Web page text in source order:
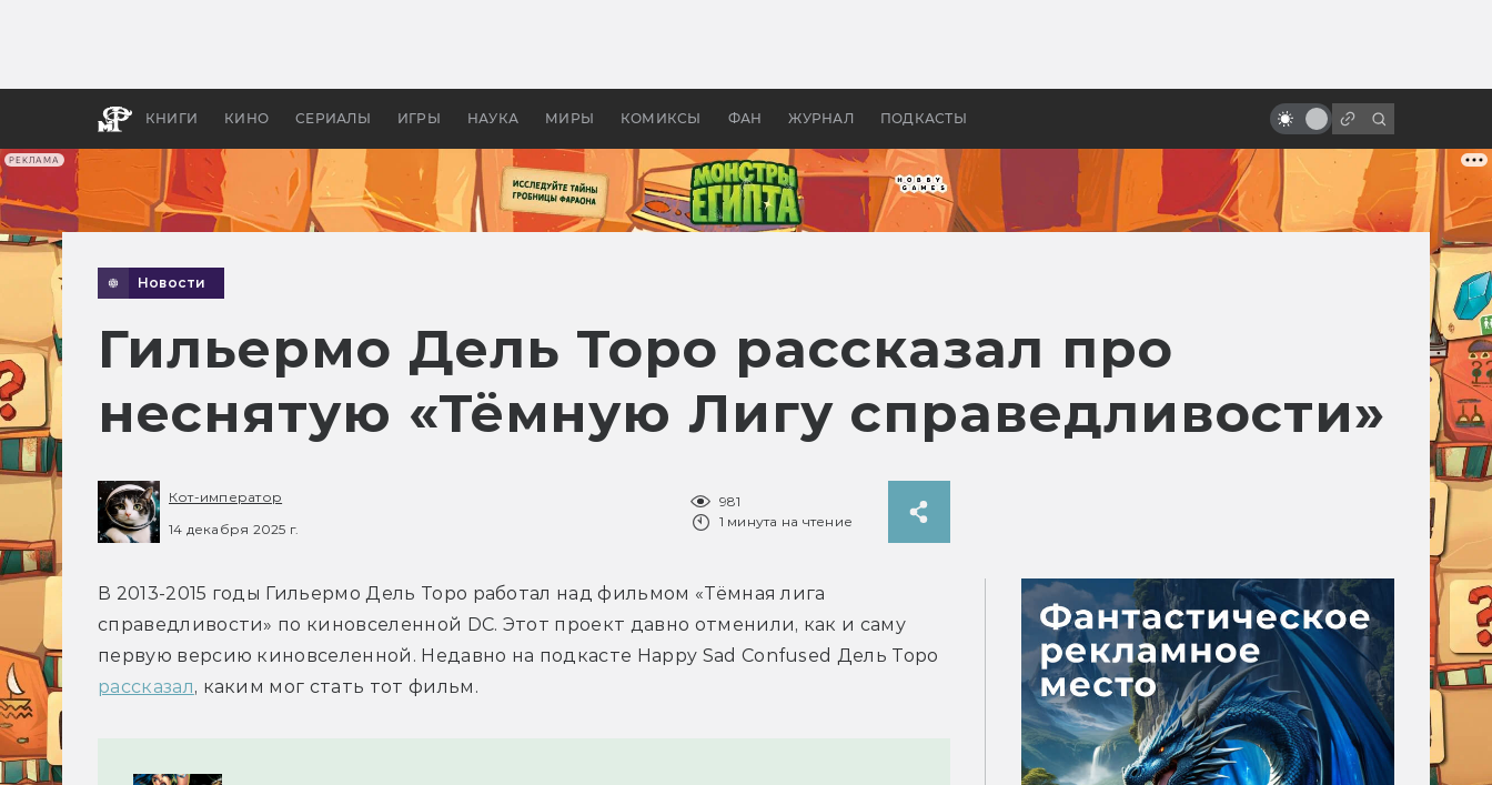
РЕКЛАМА
КНИГИ КИНО СЕРИАЛЫ ИГРЫ НАУКА МИРЫ КОМИКСЫ ФАН ЖУРНАЛ ПОДКАСТЫ
апокалипсис, в России —
бы «Властелина колец»
детектива-оккультиста
Новости
Гильермо Дель Торо рассказал про
неснятую «Тёмную Лигу справедливости»
Кот-император
14 декабря 2025 г.
981
1 минута на чтение
В 2013-2015 годы Гильермо Дель Торо работал над фильмом «Тёмная лига
справедливости» по киновселенной DC. Этот проект давно отменили, как и саму
рассказал